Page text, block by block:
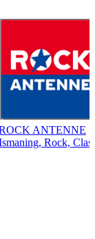
ANTENNE
Rock,